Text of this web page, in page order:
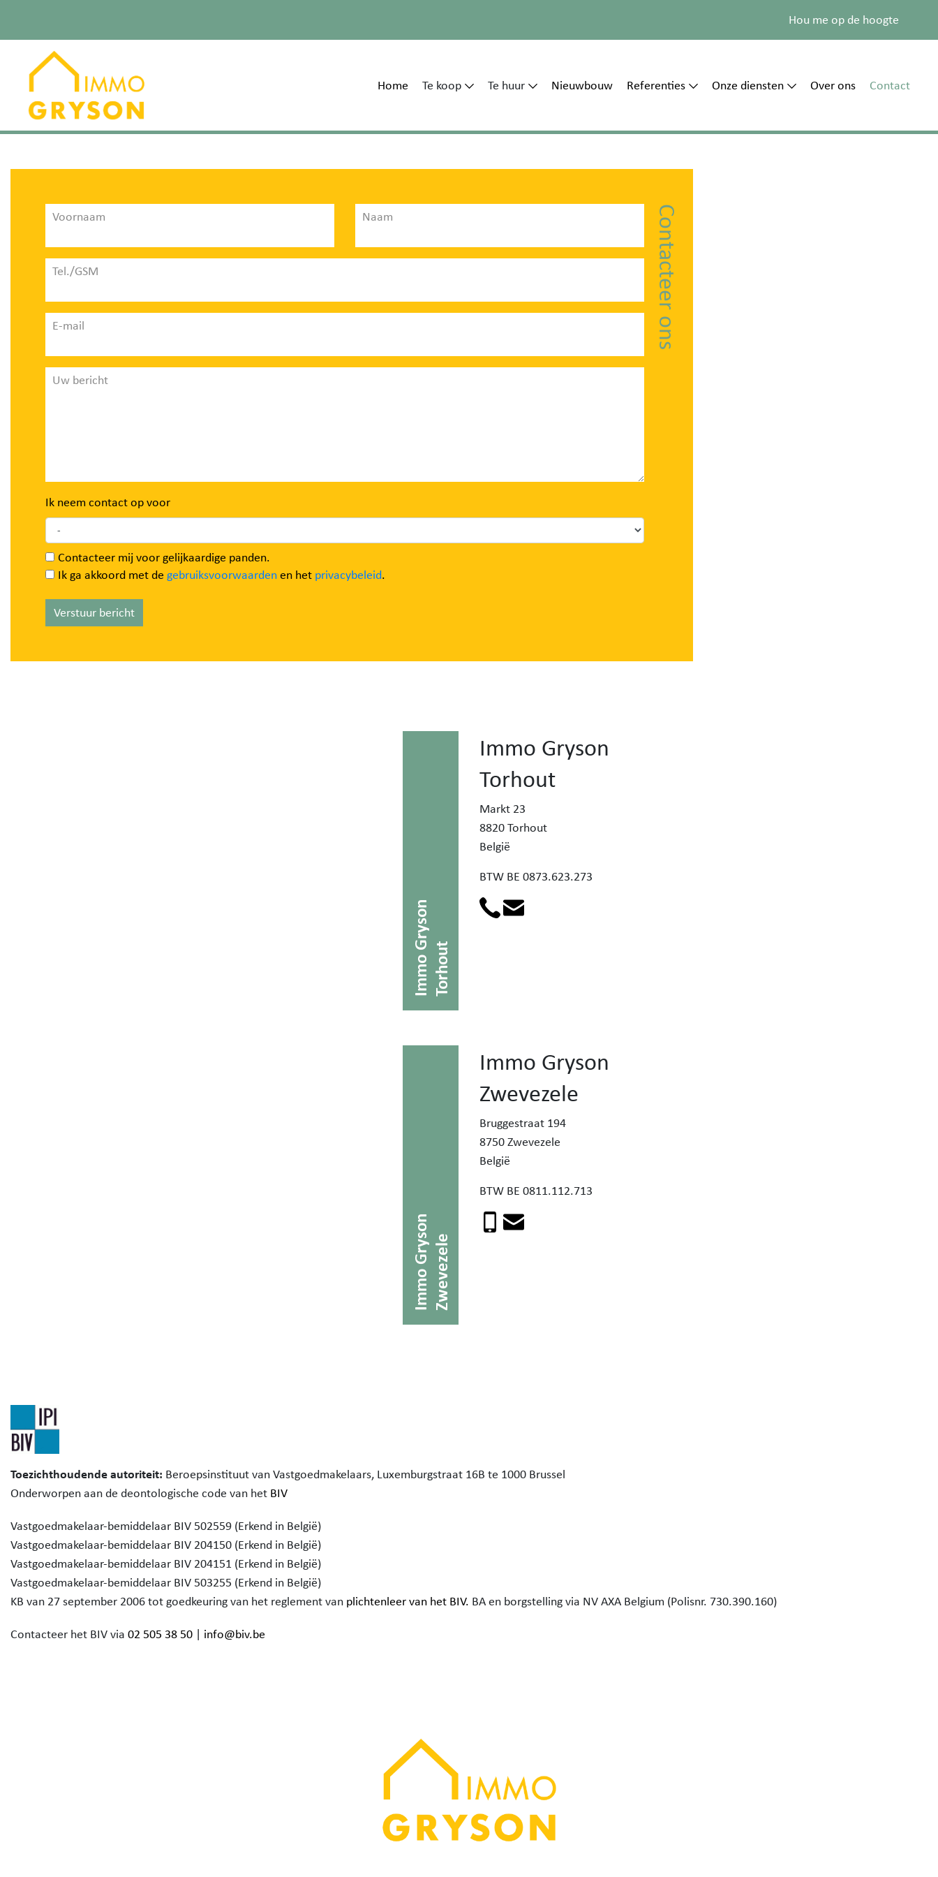
Hou me op de hoogte
Home Te koop Te huur Nieuwbouw Referenties Onze diensten Over ons Contact
Contacteer ons
Voornaam Naam
Tel./GSM
E-mail
Uw bericht
Ik neem contact op voor
Contacteer mij voor gelijkaardige panden.
Ik ga akkoord met de gebruiksvoorwaardenen het privacybeleid.
Verstuur bericht
Immo GrysonTorhout
Immo Gryson
Torhout
Markt 23
8820 Torhout
België
BTW BE 0873.623.273
Immo GrysonZwevezele
Immo Gryson
Zwevezele
Bruggestraat 194
8750 Zwevezele
België
BTW BE 0811.112.713
Toezichthoudende autoriteit: Beroepsinstituut van Vastgoedmakelaars, Luxemburgstraat 16B te 1000 Brussel
Onderworpen aan de deontologische code van het BIV
Vastgoedmakelaar-bemiddelaar BIV 502559 (Erkend in België)
Vastgoedmakelaar-bemiddelaar BIV 204150 (Erkend in België)
Vastgoedmakelaar-bemiddelaar BIV 204151 (Erkend in België)
Vastgoedmakelaar-bemiddelaar BIV 503255 (Erkend in België)
KB van 27 september 2006 tot goedkeuring van het reglement van plichtenleer van het BIV. BA en borgstelling via NV AXA Belgium (Polisnr. 730.390.160)
Contacteer het BIV via 02 505 38 50 | info@biv.be